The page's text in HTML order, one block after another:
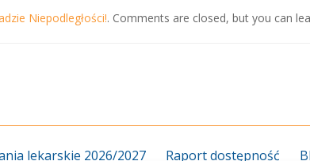
Niepodległości!. Comments are closed, but you can
lekarskie 2026/2027 Raport dostępność